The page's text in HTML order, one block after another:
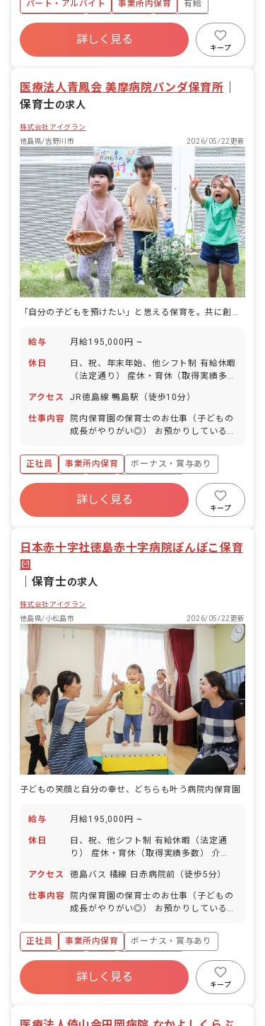
・集団生活を通じた社会性の装着 ・行事
の計画・実行、お知らせの作成
パート・アルバイト 事業所内保育
有給
福利厚生充実
産休育休制度
未経験歓迎
WEB面接OK
詳しく見る
キープ
医療法人青鳳会 美摩病院パンダ保育所
保育士の求人
株式会社アイグラン
徳島県/吉野川市
2026/05/22更新
「自分の子どもを預けたい」と思える保育を。共に創る保育士を募集中。
給与 月給195,000円 ~
休日
日、祝、年末年始、他シフト制 有給休暇
（法定通り） 産休・育休（取得実績多
日
アクセス JR徳島線 鴨島駅（徒歩10分）
仕事内容
院内保育園の保育士のお仕事（子どもの
成長がやりがい◎） お預かりしている子
食事・睡眠・排泄・清潔・衣類の着脱等
・集団生活を通じた社会性の装着 ・行事
の計画・実行、お知らせの作成
正社員 事業所内保育
ボーナス・賞与あり
社会保険完備
有給
福利厚生充実
昇給昇進あり
産休育休制度
詳しく見る
キープ
日本赤十字社徳島赤十字病院ぽんぽこ保育
園
保育士の求人
株式会社アイグラン
徳島県/小松島市
2026/05/22更新
子どもの笑顔と自分の幸せ、どちらも叶う病院内保育園
給与 月給195,000円 ~
休日
日、祝、他シフト制 有給休暇（法定通
り） 産休・育休（取得実績多数） 介護
アクセス
徳島バス 橘線 日赤病院前（徒歩5分）
仕事内容
院内保育園の保育士のお仕事（子どもの
成長がやりがい◎） お預かりしている子
食事・睡眠・排泄・清潔・衣類の着脱等
・集団生活を通じた社会性の装着 ・行事
の計画・実行、お知らせの作成
正社員 事業所内保育
ボーナス・賞与あり
社会保険完備
有給
福利厚生充実
昇給昇進あり
産休育休制度
詳しく見る
キープ